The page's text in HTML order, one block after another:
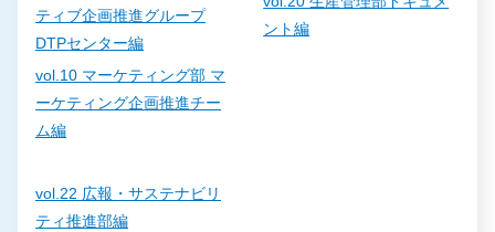
ティブ企画推進グループ
DTPセンター編
vol.10 マーケティング部 マ
ーケティング企画推進チー
ム編
ント編
vol.22 広報・サステナビリ
ティ推進部編